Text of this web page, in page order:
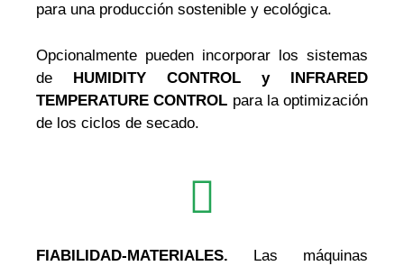
para una producción sostenible y ecológica.
Opcionalmente pueden incorporar los sistemas
de HUMIDITY CONTROL y INFRARED
TEMPERATURE CONTROL para la optimización
de los ciclos de secado.
FIABILIDAD-MATERIALES. Las máquinas